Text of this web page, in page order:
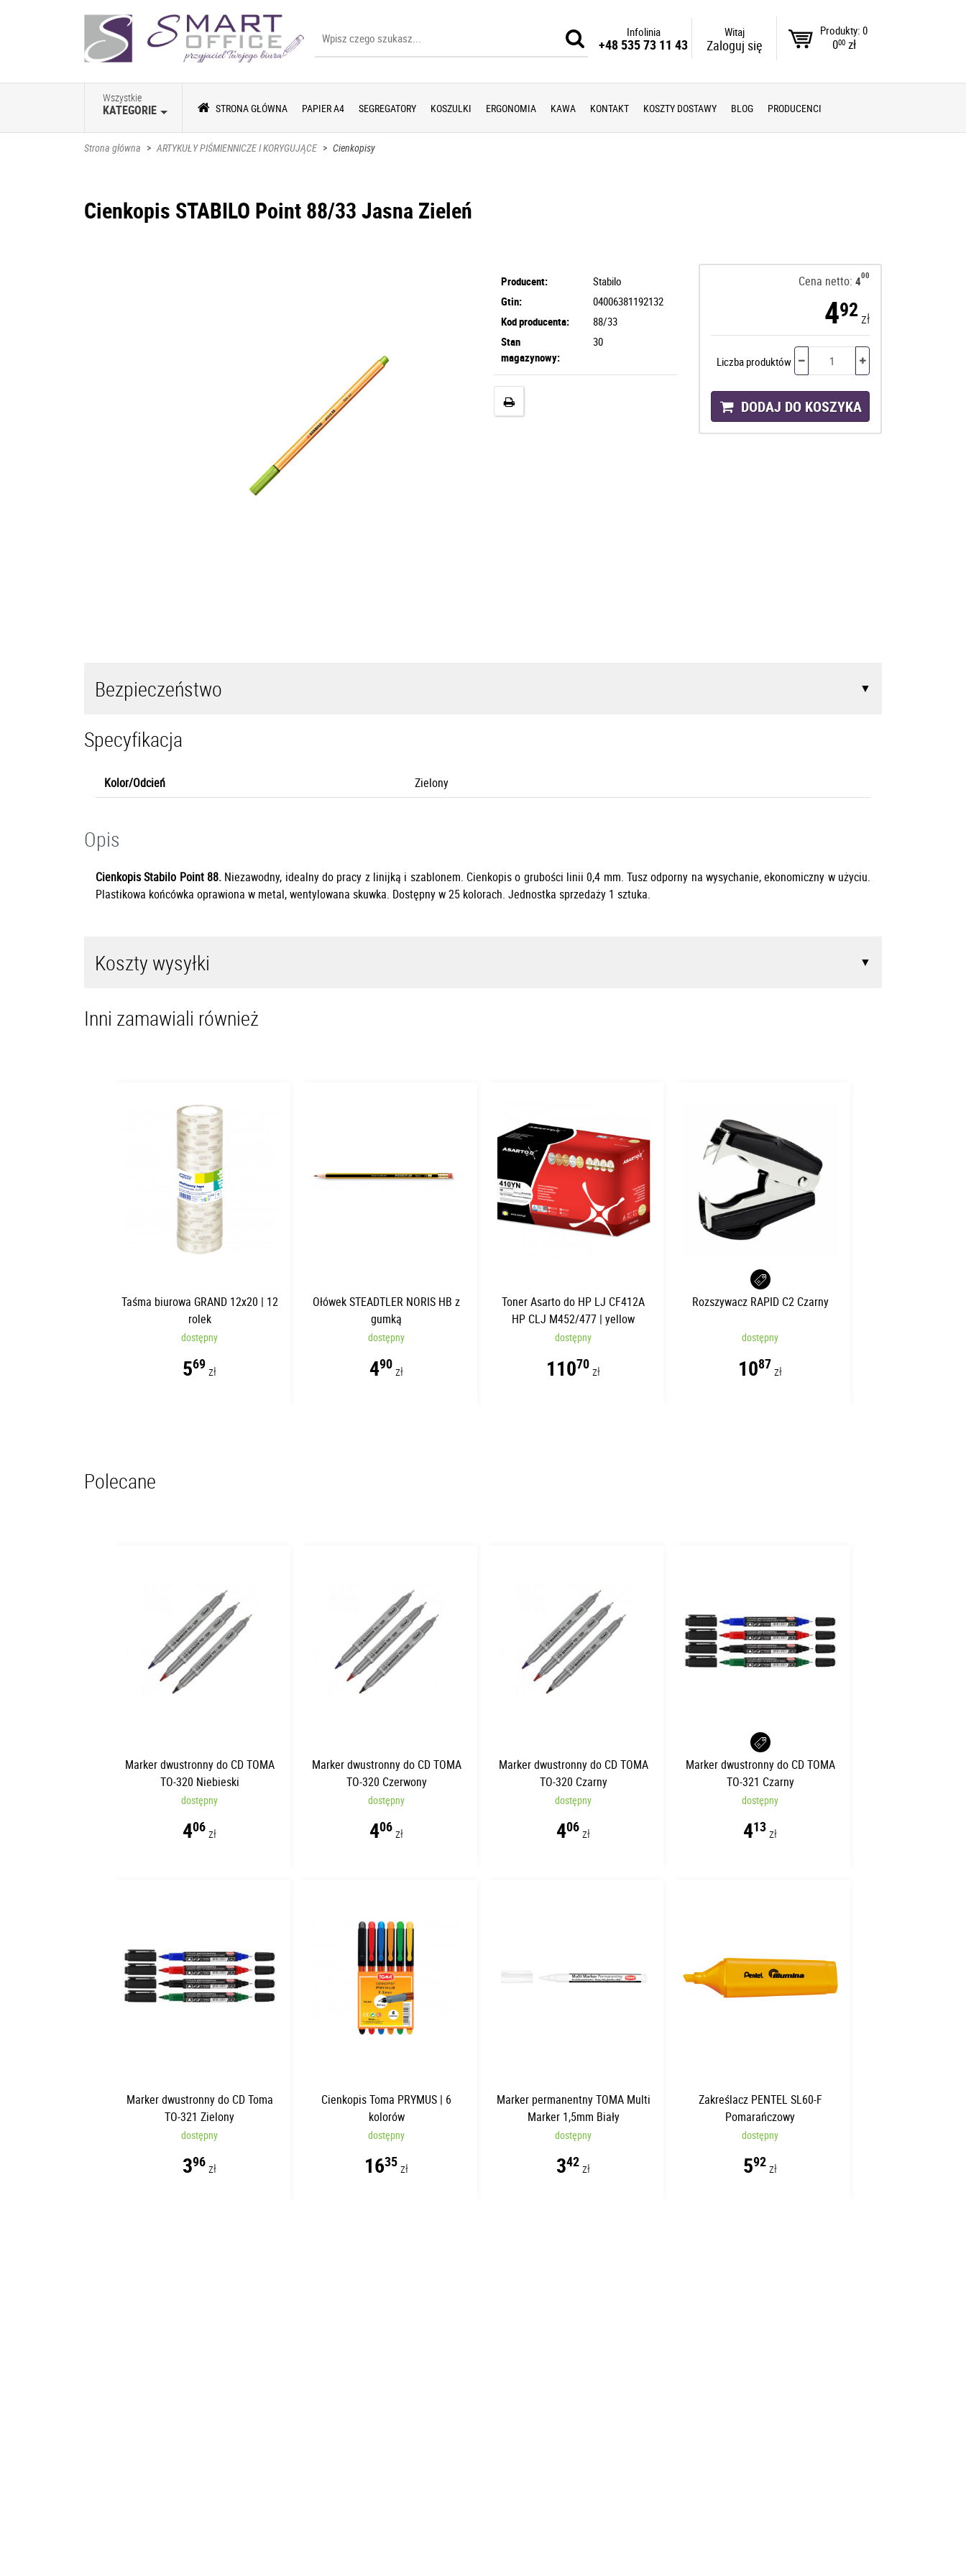
Infolinia
+48 535 73 11 43
Witaj
Zaloguj się
Produkty: 0
000zł
Wszystkie
KATEGORIE STRONA GŁÓWNA PAPIER A4 SEGREGATORY KOSZULKI ERGONOMIA KAWA KONTAKT KOSZTY DOSTAWY BLOG PRODUCENCI
Strona główna > ARTYKUŁY PIŚMIENNICZE I KORYGUJĄCE > Cienkopisy
Cienkopis STABILO Point 88/33 Jasna Zieleń
Producent:
Stabilo
Gtin:
04006381192132
Kod producenta:
88/33
Stan
magazynowy:
30
Cena netto: 400
492zł
Liczba produktów
DODAJ DO KOSZYKA
Bezpieczeństwo
Specyfikacja
Kolor/Odcień Zielony
Opis
Cienkopis Stabilo Point 88. Niezawodny, idealny do pracy z linijką i szablonem. Cienkopis o grubości linii 0,4 mm.Tusz odporny na wysychanie, ekonomiczny w użyciu.
Plastikowa końcówka oprawiona w metal,wentylowana skuwka. Dostępny w 25 kolorach. Jednostka sprzedaży 1 sztuka.
Koszty wysyłki
Inni zamawiali również
Taśma biurowa GRAND 12x20 | 12
rolek
dostępny
569zł
Ołówek STEADTLER NORIS HB z
gumką
dostępny
490zł
Toner Asarto do HP LJ CF412A
HP CLJ M452/477 | yellow
dostępny
11070zł
Rozszywacz RAPID C2 Czarny
dostępny
1087zł
Polecane
Marker dwustronny do CD TOMA
TO-320 Niebieski
dostępny
406zł
Marker dwustronny do CD TOMA
TO-320 Czerwony
dostępny
406zł
Marker dwustronny do CD TOMA
TO-320 Czarny
dostępny
406zł
Marker dwustronny do CD TOMA
TO-321 Czarny
dostępny
413zł
Marker dwustronny do CD Toma
TO-321 Zielony
dostępny
396zł
Cienkopis Toma PRYMUS | 6
kolorów
dostępny
1635zł
Marker permanentny TOMA Multi
Marker 1,5mm Biały
dostępny
342zł
Zakreślacz PENTEL SL60-F
Pomarańczowy
dostępny
592zł